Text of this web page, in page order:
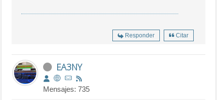
Responder Citar
EA3NY
Mensajes: 735